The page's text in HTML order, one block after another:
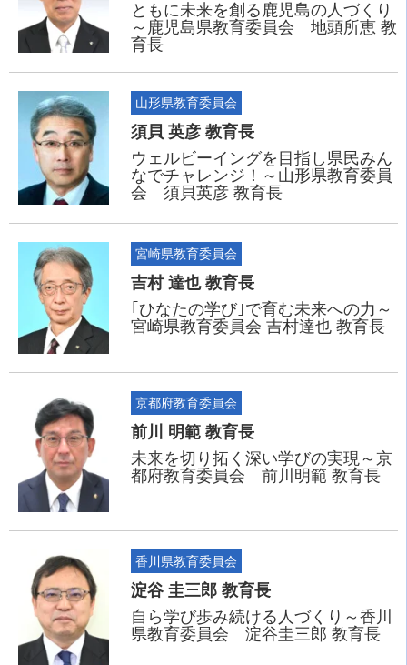
ともに未来を創る鹿児島の人づくり
～鹿児島県教育委員会 地頭所恵 教
育長
山形県教育委員会
須貝 英彦 教育長
ウェルビーイングを目指し県民みん
なでチャレンジ！～山形県教育委員
会 須貝英彦 教育長
宮崎県教育委員会
吉村 達也 教育長
｢ひなたの学び｣で育む未来への力～
宮崎県教育委員会 吉村達也 教育長
京都府教育委員会
前川 明範 教育長
未来を切り拓く深い学びの実現～京
都府教育委員会 前川明範 教育長
香川県教育委員会
淀谷 圭三郎 教育長
自ら学び歩み続ける人づくり～香川
県教育委員会 淀谷圭三郎 教育長